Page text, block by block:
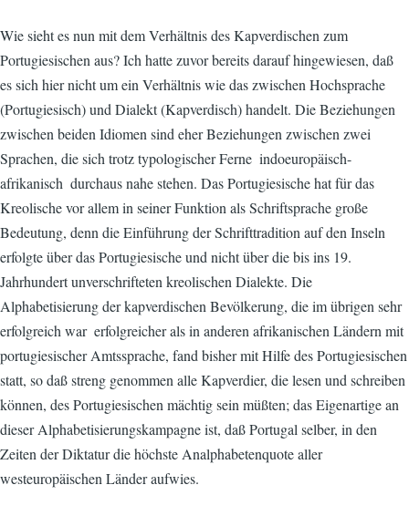
Wie sieht es nun mit dem Verhältnis des Kapverdischen zum
Portugiesischen aus? Ich hatte zuvor bereits darauf hingewiesen, daß
es sich hier nicht um ein Verhältnis wie das zwischen Hochsprache
(Portugiesisch) und Dialekt (Kapverdisch) handelt. Die Beziehungen
zwischen beiden Idiomen sind eher Beziehungen zwischen zwei
Sprachen, die sich trotz typologischer Ferne  indoeuropäisch-
afrikanisch  durchaus nahe stehen. Das Portugiesische hat für das
Kreolische vor allem in seiner Funktion als Schriftsprache große
Bedeutung, denn die Einführung der Schrifttradition auf den Inseln
erfolgte über das Portugiesische und nicht über die bis ins 19.
Jahrhundert unverschrifteten kreolischen Dialekte. Die
Alphabetisierung der kapverdischen Bevölkerung, die im übrigen sehr
erfolgreich war  erfolgreicher als in anderen afrikanischen Ländern mit
portugiesischer Amtssprache, fand bisher mit Hilfe des Portugiesischen
statt, so daß streng genommen alle Kapverdier, die lesen und schreiben
können, des Portugiesischen mächtig sein müßten; das Eigenartige an
dieser Alphabetisierungskampagne ist, daß Portugal selber, in den
Zeiten der Diktatur die höchste Analphabetenquote aller
westeuropäischen Länder aufwies.